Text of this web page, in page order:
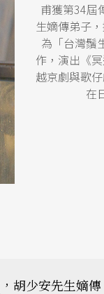
甫獲第34屆
生嫡傳弟子
為「台灣鬚
作，演出《
越京劇與歌
在
，胡少安先生嫡傳